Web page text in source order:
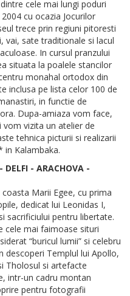
cele mai lungi poduri
cu ocazia Jocurilor
trece prin regiuni pitoresti
vai, sate traditionale si lacul
In cursul pranzului
situata la poalele stancilor
monahal ortodox din
inclusa pe lista celor 100 de
in functie de
Dupa-amiaza vom face,
vizita un atelier de
tehnica picturii si realizarii
in Kalambaka.
- ARACHOVA -
Marii Egee, cu prima
dedicat lui Leonidas I,
sacrificiului pentru libertate.
cele mai faimoase situri
“buricul lumii” si celebru
descoperi Templul lui Apollo,
Tholosul si artefacte
intr-un cadru montan
pentru fotografii